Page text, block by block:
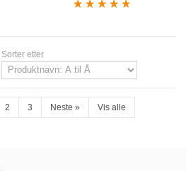
Sorter etter
2 3 Neste » Vis alle